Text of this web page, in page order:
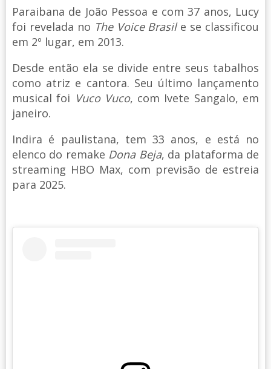
Paraibana de João Pessoa e com 37 anos, Lucy
foi revelada no The Voice Brasile se classificou
em 2º lugar, em 2013.
Desde então ela se divide entre seus tabalhos
como atriz e cantora. Seu último lançamento
musical foi Vuco Vuco, com Ivete Sangalo, em
janeiro.
Indira é paulistana, tem 33 anos, e está no
elenco do remake Dona Beja, da plataforma de
streaming HBO Max, com previsão de estreia
para 2025.